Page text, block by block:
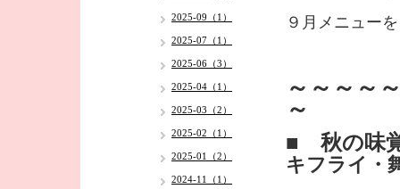
９月メニュー
～～～～
～
■ 秋の味
キフライ・
2025-09（1）
2025-07（1）
2025-06（3）
2025-04（1）
2025-03（2）
2025-02（1）
2025-01（2）
2024-11（1）